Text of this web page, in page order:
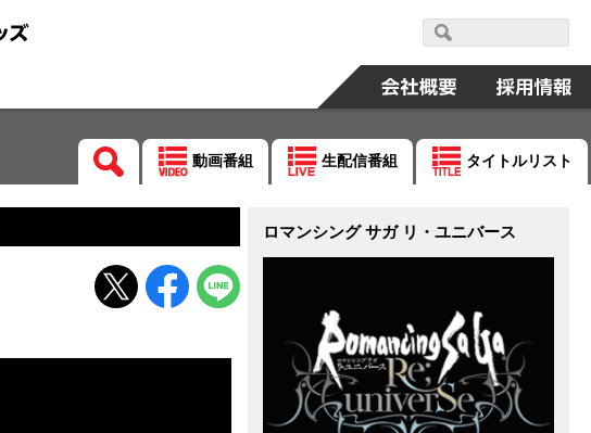
動画番組 生配信番組 タイトルリスト
ロマンシング サガ リ・ユニバース